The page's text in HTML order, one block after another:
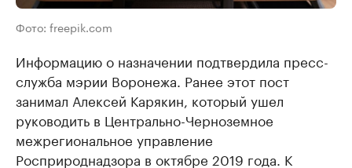
Фото: freepik.com
Информацию о назначении подтвердила пресс-
служба мэрии Воронежа. Ранее этот пост
занимал Алексей Карякин, который ушел
руководить в Центрально-Черноземное
межрегиональное управление
Росприроднадзора в октябре 2019 года. К